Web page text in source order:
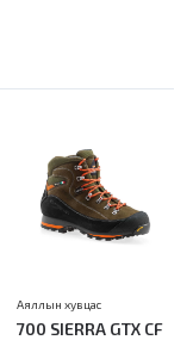
700 SIERRA GTX CF
Аяллын хувцас